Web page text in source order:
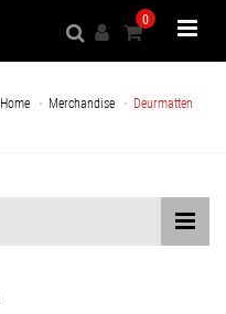
0
Home Merchandise Deurmatten